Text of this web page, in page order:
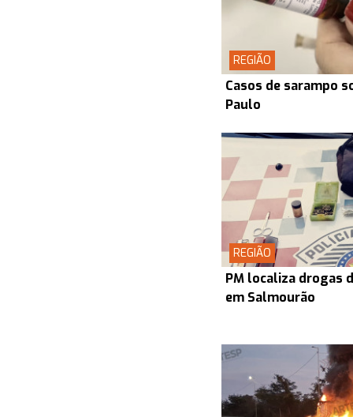
REGIÃO
Casos de sarampo
Paulo
REGIÃO
PM localiza drogas
em Salmourão